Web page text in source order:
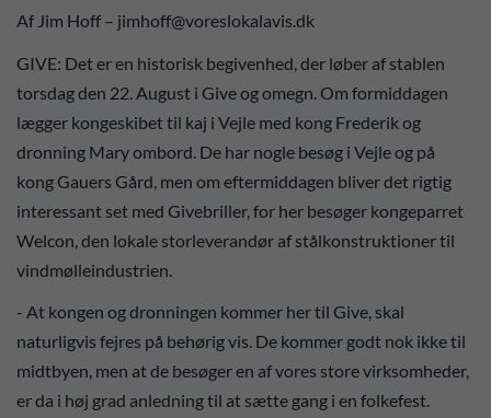
Af Jim Hoff – jimhoff@voreslokalavis.dk
GIVE: Det er en historisk begivenhed, der løber af stablen
torsdag den 22. August i Give og omegn. Om formiddagen
lægger kongeskibet til kaj i Vejle med kong Frederik og
dronning Mary ombord. De har nogle besøg i Vejle og på
kong Gauers Gård, men om eftermiddagen bliver det rigtig
interessant set med Givebriller, for her besøger kongeparret
Welcon, den lokale storleverandør af stålkonstruktioner til
vindmølleindustrien.
- At kongen og dronningen kommer her til Give, skal
naturligvis fejres på behørig vis. De kommer godt nok ikke til
midtbyen, men at de besøger en af vores store virksomheder,
er da i høj grad anledning til at sætte gang i en folkefest.